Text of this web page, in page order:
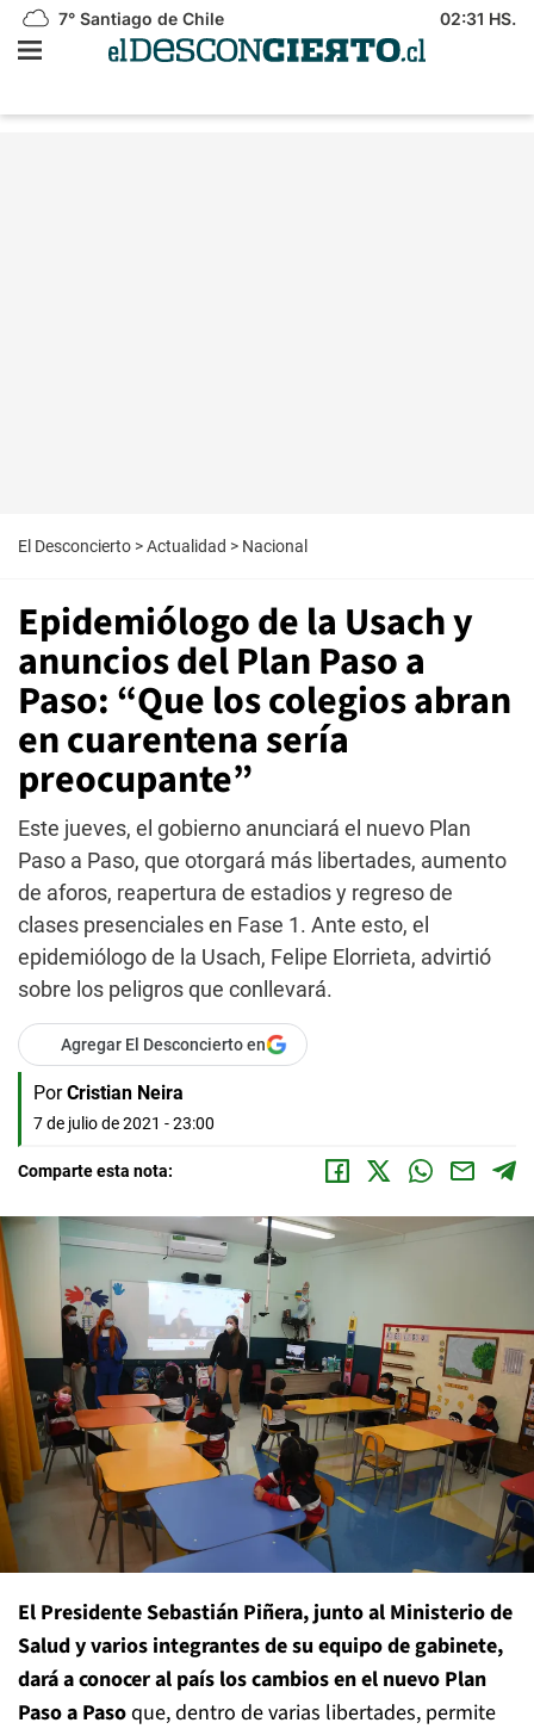
7° Santiago de Chile 02:31 HS.
El Desconcierto >Actualidad > Nacional
Epidemiólogo de la Usach y
anuncios del Plan Paso a
Paso: “Que los colegios abran
en cuarentena sería
preocupante”
Este jueves, el gobierno anunciará el nuevo Plan
Paso a Paso, que otorgará más libertades, aumento
de aforos, reapertura de estadios y regreso de
clases presenciales en Fase 1. Ante esto, el
epidemiólogo de la Usach, Felipe Elorrieta, advirtió
sobre los peligros que conllevará.
Agregar El Desconcierto en
Por Cristian Neira
7 de julio de 2021 - 23:00
Comparte esta nota:
El Presidente Sebastián Piñera, junto al Ministerio de
Salud y varios integrantes de su equipo de gabinete,
dará a conocer al país los cambios en el nuevo Plan
Paso a Pasoque, dentro de varias libertades, permite